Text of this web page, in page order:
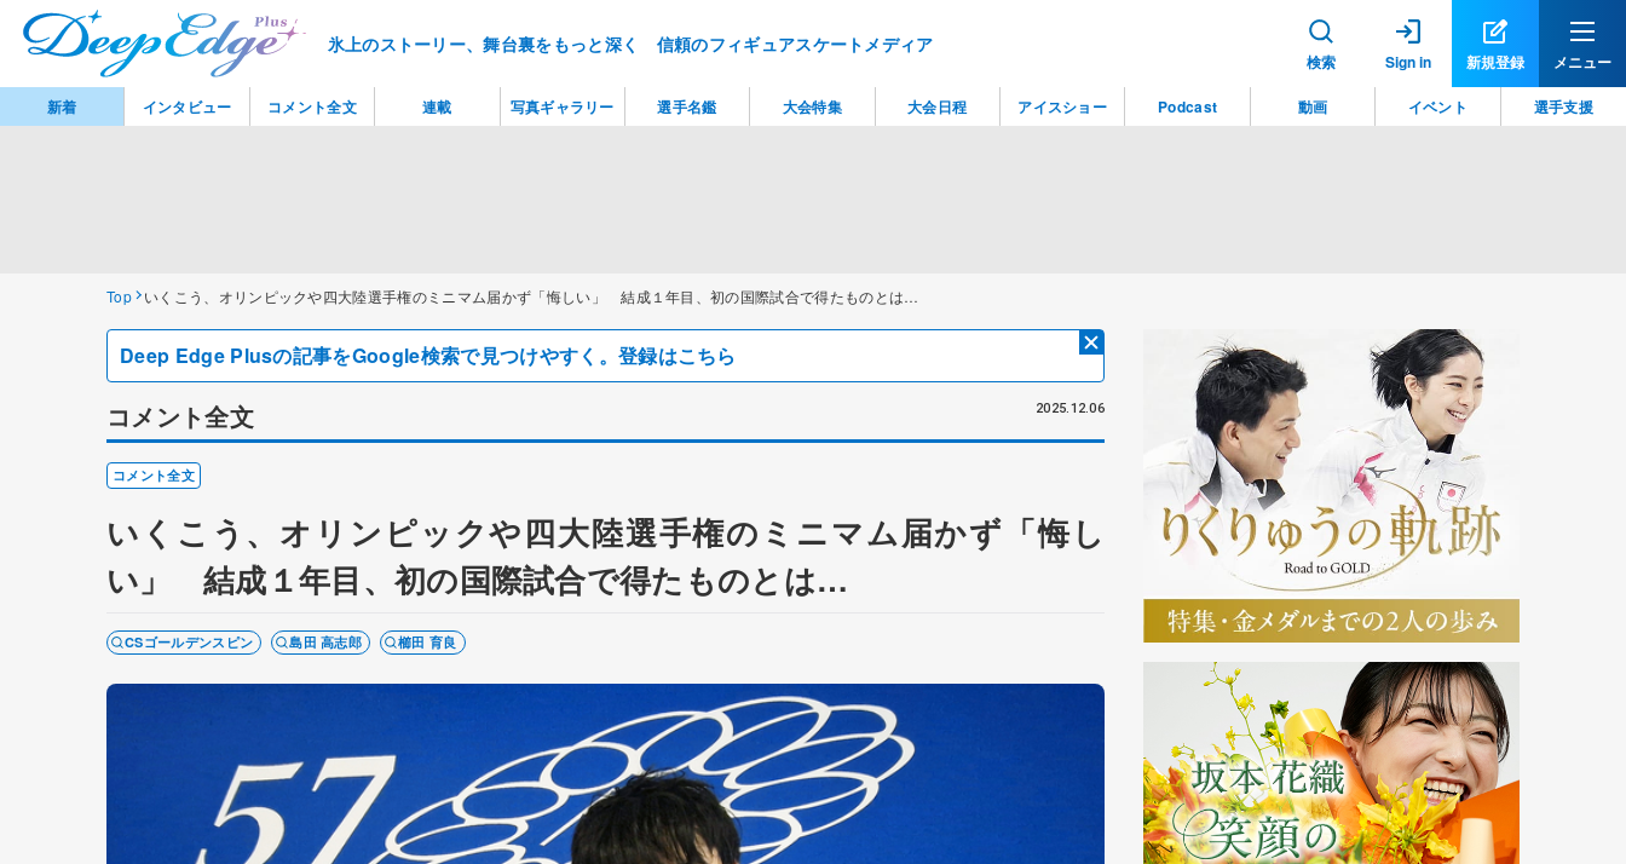
氷上のストーリー、舞台裏をもっと深く 信頼のフィギュアスケートメディア
検索 Sign in 新規登録 メニュー
Top いくこう、オリンピックや四大陸選手権のミニマム届かず「悔しい」 結成１年目、初の国際試合で得たものとは…
Deep Edge Plusの記事をGoogle検索で見つけやすく。登録はこちら
コメント全文 2025.12.06
コメント全文
いくこう、オリンピックや四大陸選手権のミニマム届かず「悔し
い」 結成１年目、初の国際試合で得たものとは…
CSゴールデンスピン 島田 高志郎 櫛田 育良
新着 インタビュー コメント全文 連載 写真ギャラリー 選手名鑑 大会特集 大会日程 アイスショー Podcast 動画 イベント 選手支援